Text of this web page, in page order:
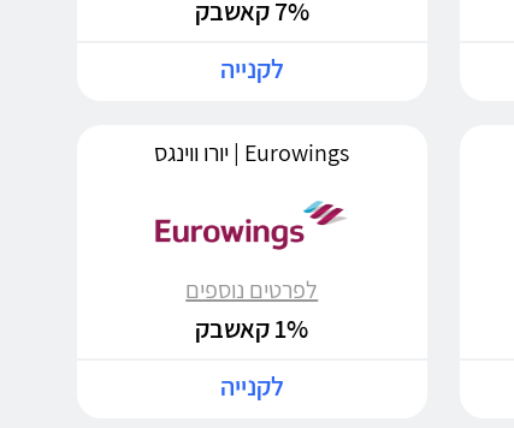
7% קאשבק
לקנייה
Eurowings | יורו ווינגס
לפרטים נוספים
1% קאשבק
לקנייה